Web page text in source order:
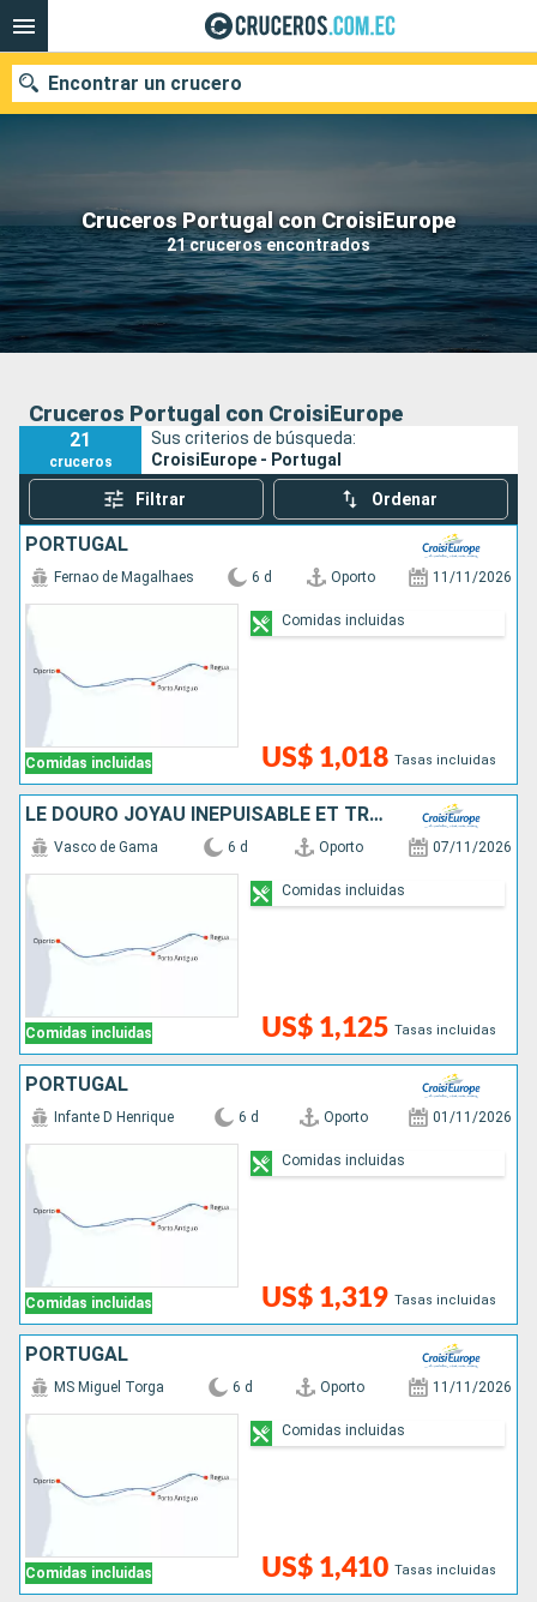
Cruceros Portugal con CroisiEurope
21 cruceros encontrados
Encontrar un crucero
Nuestros destinos
Fecha de salida
Puertos Compañías
Cruceros Portugal con CroisiEurope
21
cruceros
Sus criterios de búsqueda:
CroisiEurope - Portugal
Filtrar Ordenar
PORTUGAL
Comidas incluidas
Fernao de Magalhaes 6 d Oporto 11/11/2026
US$ 1,018 Tasas incluidas
Comidas incluidas
LE DOURO JOYAU INÉPUISABLE ET TRADITIONS ANCESTRALES (FORMULE PORT-PORT)
Comidas incluidas
Vasco de Gama 6 d Oporto 07/11/2026
US$ 1,125 Tasas incluidas
Comidas incluidas
PORTUGAL
Comidas incluidas
Infante D Henrique 6 d Oporto 01/11/2026
US$ 1,319 Tasas incluidas
Comidas incluidas
PORTUGAL
Comidas incluidas
MS Miguel Torga 6 d Oporto 11/11/2026
US$ 1,410 Tasas incluidas
Comidas incluidas